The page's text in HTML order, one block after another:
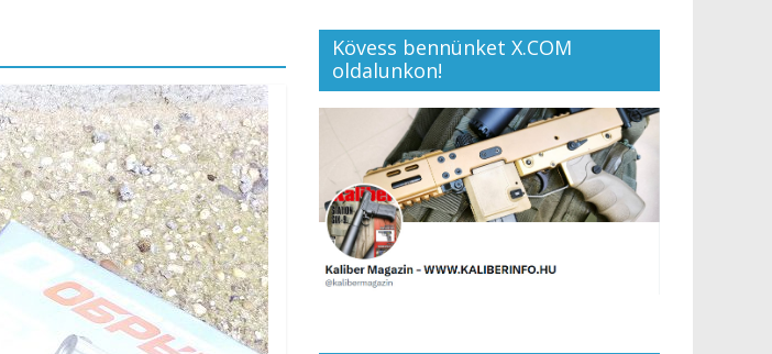
Kövess bennünket X.COM
oldalunkon!